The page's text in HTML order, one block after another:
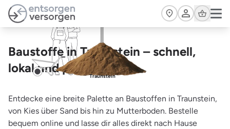
Zum Hauptinhalt springen
Cart
Baustoffe in Traunstein – schnell,
lokal und preiswert
Traunstein
Entdecke eine breite Palette an Baustoffen in Traunstein,
von Kies über Sand bis hin zu Mutterboden. Bestelle
bequem online und lasse dir alles direkt nach Hause